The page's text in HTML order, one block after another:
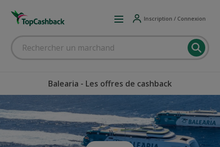
Inscription / Connexion
Balearia - Les offres de cashback